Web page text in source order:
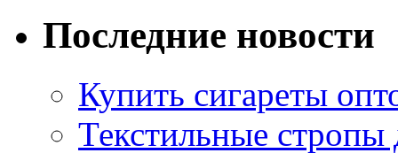
Последние новости
Купить сигареты
Текстильные